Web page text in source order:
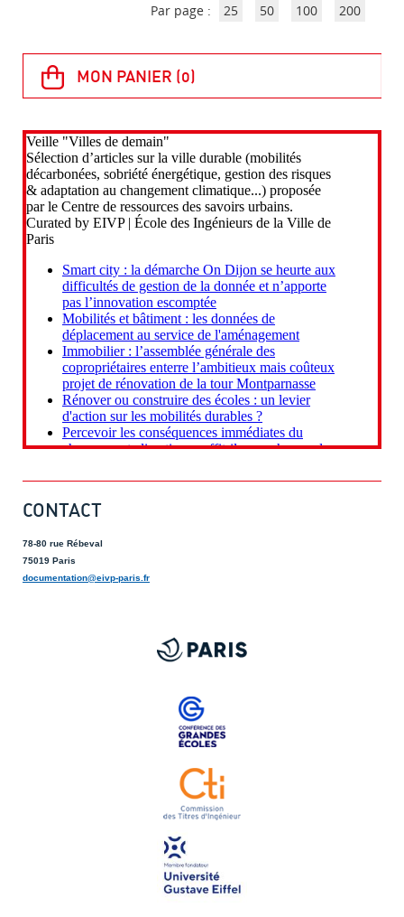
Par page :
25 50 100 200
CONTACT
78-80 rue Rébeval
75019 Paris
documentation@eivp-paris.fr